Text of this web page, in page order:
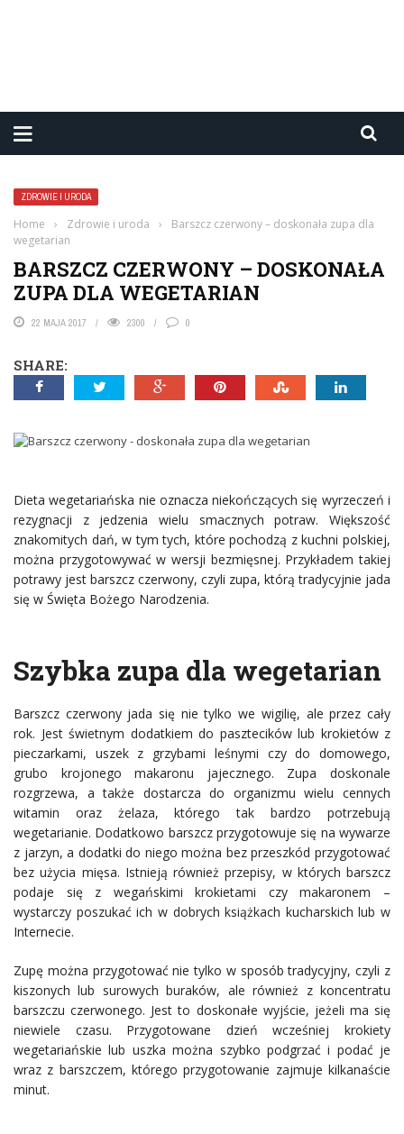
ZDROWIE I URODA
Home › Zdrowie i uroda ›
Barszcz czerwony – doskonała zupa dla
wegetarian
BARSZCZ CZERWONY – DOSKONAŁA
ZUPA DLA WEGETARIAN
22 MAJA 2017 2300 0
SHARE:
Dieta wegetariańska nie oznacza niekończących się wyrzeczeń i
rezygnacji z jedzenia wielu smacznych potraw. Większość
znakomitych dań, w tym tych, które pochodzą z kuchni polskiej,
można przygotowywać w wersji bezmięsnej. Przykładem takiej
potrawy jest barszcz czerwony, czyli zupa, którą tradycyjnie jada
się w Święta Bożego Narodzenia.
Szybka zupa dla wegetarian
Barszcz czerwony jada się nie tylko we wigilię, ale przez cały
rok. Jest świetnym dodatkiem do pasztecików lub krokietów z
pieczarkami, uszek z grzybami leśnymi czy do domowego,
grubo krojonego makaronu jajecznego. Zupa doskonale
rozgrzewa, a także dostarcza do organizmu wielu cennych
witamin oraz żelaza, którego tak bardzo potrzebują
wegetarianie. Dodatkowo barszcz przygotowuje się na wywarze
z jarzyn, a dodatki do niego można bez przeszkód przygotować
bez użycia mięsa. Istnieją również przepisy, w których barszcz
podaje się z wegańskimi krokietami czy makaronem –
wystarczy poszukać ich w dobrych książkach kucharskich lub w
Internecie.
Zupę można przygotować nie tylko w sposób tradycyjny, czyli z
kiszonych lub surowych buraków, ale również z koncentratu
barszczu czerwonego. Jest to doskonałe wyjście, jeżeli ma się
niewiele czasu. Przygotowane dzień wcześniej krokiety
wegetariańskie lub uszka można szybko podgrzać i podać je
wraz z barszczem, którego przygotowanie zajmuje kilkanaście
minut.